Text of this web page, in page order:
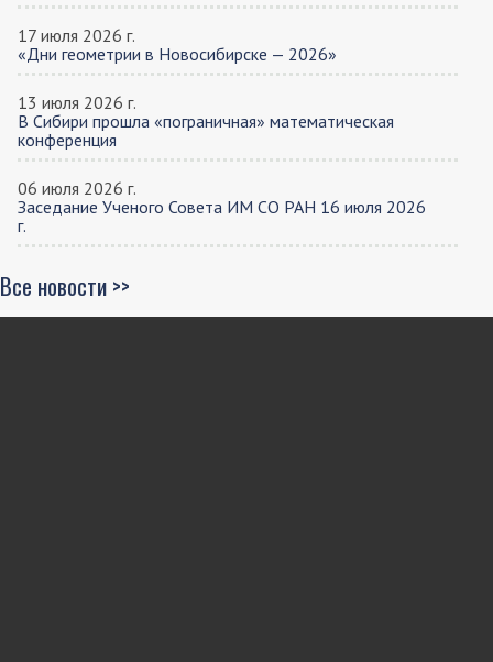
17 июля 2026 г.
«Дни геометрии в Новосибирске — 2026»
13 июля 2026 г.
В Сибири прошла «пограничная» математическая
конференция
06 июля 2026 г.
Заседание Ученого Совета ИМ СО РАН 16 июля 2026
г.
Все новости >>